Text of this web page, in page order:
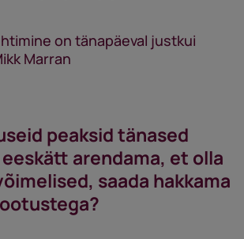
on tänapäeval justkui
Marran
peaksid tänased
arendama, et olla
saada hakkama